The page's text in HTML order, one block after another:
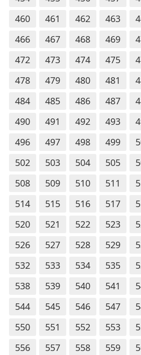
460
461 462 463
466
467 468 469
472
473 474 475
478
479 480 481
484
485 486 487
490
491 492 493
496
497 498 499
502
503 504 505
508
509 510 511
514
515 516 517
520
521 522 523
526
527 528 529
532
533 534 535
538
539 540 541
544
545 546 547
550
551 552 553
556
557 558 559